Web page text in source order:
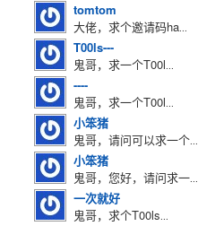
tomtom
大佬，求个邀请码ha...
T00ls---
鬼哥，求一个T00l...
----
鬼哥，求一个T00l...
小笨猪
鬼哥，请问可以求一个...
小笨猪
鬼哥，您好，请问求一...
一次就好
鬼哥，求个T00ls...